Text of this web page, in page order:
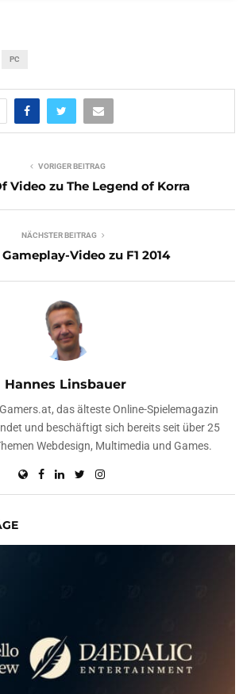
PC
VORIGER BEITRAG
Video zu The Legend of Korra
NÄCHSTER BEITRAG
Gameplay-Video zu F1 2014
Hannes Linsbauer
das älteste Online-Spielemagazin
und beschäftigt sich bereits seit über 25
Webdesign, Multimedia und Games.